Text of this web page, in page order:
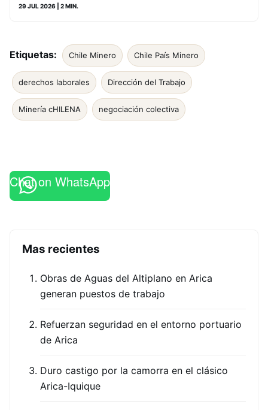
29 JUL 2026 | 2 MIN.
Etiquetas: Chile Minero Chile País Minero
derechos laborales Dirección del Trabajo
Minería cHILENA negociación colectiva
Chat on WhatsApp
Mas recientes
Obras de Aguas del Altiplano en Arica
generan puestos de trabajo
Refuerzan seguridad en el entorno portuario
de Arica
Duro castigo por la camorra en el clásico
Arica-Iquique